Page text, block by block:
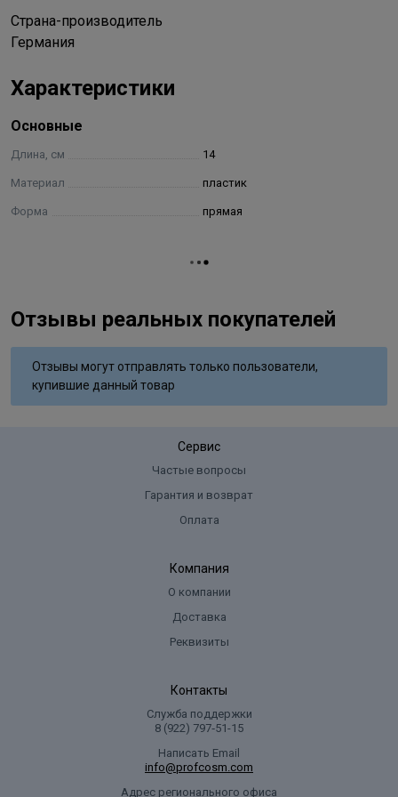
Страна-производитель
Германия
Характеристики
Основные
Длина, см 14
Материал пластик
Форма прямая
Отзывы реальных покупателей
Отзывы могут отправлять только пользователи,
купившие данный товар
Сервис
Частые вопросы
Гарантия и возврат
Оплата
Компания
О компании
Доставка
Реквизиты
Контакты
Служба поддержки
8 (922) 797‑51-15
Написать Email
info@profcosm.com
Адрес регионального офиса